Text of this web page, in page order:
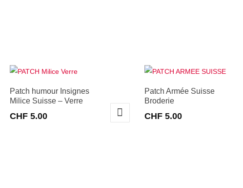
Patch humour Insignes
Milice Suisse – Verre
CHF 5.00
Patch Armée Suisse
Broderie
CHF 5.00